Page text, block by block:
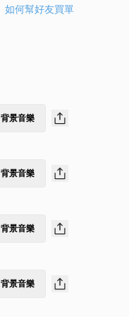
如何幫好友買單
背景音樂
背景音樂
背景音樂
背景音樂